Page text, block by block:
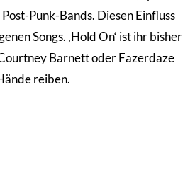
Punk-Bands. Diesen Einfluss
Songs. ‚Hold On‘ ist ihr bisher
Barnett oder Fazerdaze
reiben.